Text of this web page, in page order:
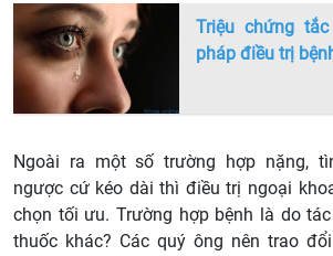
Triệu chứng
pháp điều trị
Ngoài ra một số trường hợp nặng,
ngược cứ kéo dài thì điều trị ngoại
chọn tối ưu. Trường hợp bệnh là do
thuốc khác? Các quý ông nên trao